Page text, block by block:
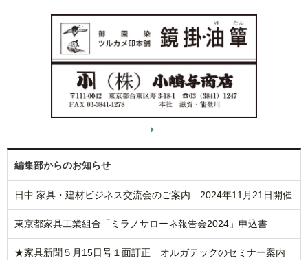
編集部からのお知らせ
日中 家具・建材ビジネス交流会のご案内 2024年11月21日開催
東京都家具工業組合「ミラノサローネ報告会2024」申込書
★家具新聞５月15日号１面訂正 オルガテックのセミナー案内